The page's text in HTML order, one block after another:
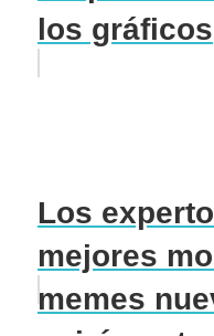
los gráficos
Los
mejores
memes